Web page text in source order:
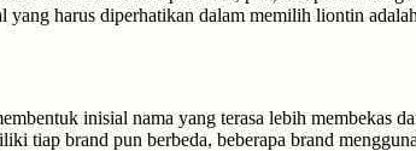
yang harus diperhatikan dalam memilih liontin
inisial nama yang terasa lebih membekas
tiap brand pun berbeda, beberapa brand